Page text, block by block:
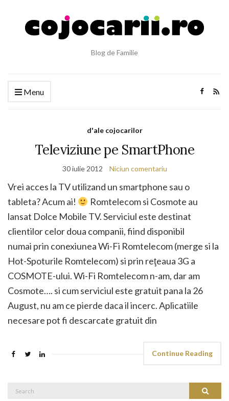
Blog de Familie
Menu
d'ale cojocarilor
Televiziune pe SmartPhone
30 iulie 2012 Niciun comentariu
Vrei acces la TV utilizand un smartphone sau o
tableta? Acum ai!
Romtelecom si Cosmote au
lansat Dolce Mobile TV. Serviciul este destinat
clientilor celor doua companii, fiind disponibil
numai prin conexiunea Wi-Fi Romtelecom (merge si la
Hot-Spoturile Romtelecom) si prin reţeaua 3G a
COSMOTE-ului. Wi-Fi Romtelecom n-am, dar am
Cosmote…. si cum serviciul este gratuit pana la 26
August, nu am ce pierde daca il incerc. Aplicatiile
necesare pot fi descarcate gratuit din
Continue Reading
Search